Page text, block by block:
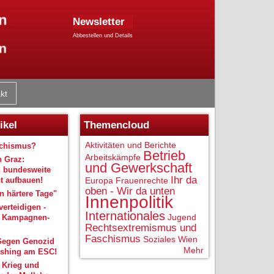
Newsletter
Abbestellen und Details
Graz:
bundesweite
aufbauen!
härtere Tage"
-
Genozid
am ESC!
Krieg und
Themencloud
Aktivitäten und Berichte
Arbeitskämpfe Betrieb
und Gewerkschaft
Europa Frauenrechte Ihr da
oben - Wir da unten
Innenpolitik
Internationales Jugend
Rechtsextremismus und
Faschismus Soziales Wien
Mehr